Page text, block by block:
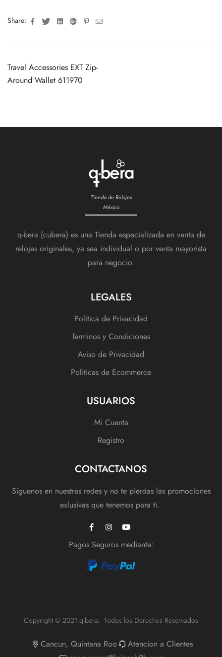
Share: FacebookTwitterLinkedinGoogle+Pinterest
Email
Travel Accessories EXT Zip-
Around Wallet 611970
Tienda de Relojes
México
q-bera (cubera) es una Tienda especializada en venta de
relojes originales, ya sea individual o por venta mayorista
para negocio.
LEGALES
Politica de Privacidad
Terminos y Condiciones
Aviso de Privacidad
Politicas de Ecommerce
USUARIOS
Mi Cuenta
Registro
CONTACTANOS
Síguenos en nuestras redes y no te pierdas las promociones
exlusivas que tenemos para ti.
Pagos Seguros mediante:
Copyright © 2021 q-bera. Todos los Derechos Reservados
Cancun, Quintana Roo
Atencion a Clientes